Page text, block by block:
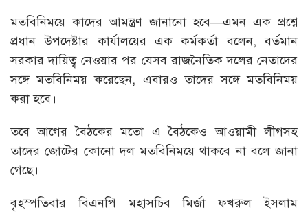
মতবিনিময়ে কাদের আমন্ত্রণ জানানো হবে—এমন এক প্রশ্নে
প্রধান উপদেষ্টার কার্যালয়ের এক কর্মকর্তা বলেন, বর্তমান
সরকার দায়িত্ব নেওয়ার পর যেসব রাজনৈতিক দলের নেতাদের
সঙ্গে মতবিনিময় করেছেন, এবারও তাদের সঙ্গে মতবিনিময়
করা হবে।
তবে আগের বৈঠকের মতো এ বৈঠকেও আওয়ামী লীগসহ
তাদের জোটের কোনো দল মতবিনিময়ে থাকবে না বলে জানা
গেছে।
বৃহস্পতিবার বিএনপি মহাসচিব মির্জা ফখরুল ইসলাম